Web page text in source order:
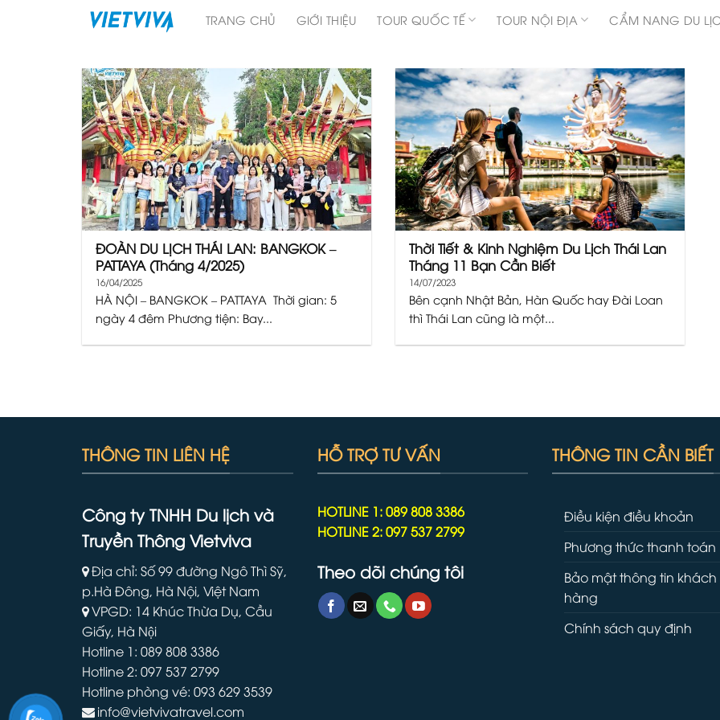
TRANG CHỦ GIỚI THIỆU TOUR QUỐC TẾ TOUR NỘI ĐỊA CẨM NANG DU
ĐOÀN DU LỊCH THÁI LAN: BANGKOK –
PATTAYA (Tháng 4/2025)
16/04/2025
HÀ NỘI – BANGKOK – PATTAYA Thời gian: 5
ngày 4 đêm Phương tiện: Bay...
Thời Tiết & Kinh Nghiệm Du Lịch Thái Lan
Tháng 11 Bạn Cần Biết
14/07/2023
Bên cạnh Nhật Bản, Hàn Quốc hay Đài Loan
thì Thái Lan cũng là một...
THÔNG TIN LIÊN HỆ
Công ty TNHH Du lịch và
Truyền Thông Vietviva
Địa chỉ: Số 99 đường Ngô Thì Sỹ,
p.Hà Đông, Hà Nội, Việt Nam
VPGD: 14 Khúc Thừa Dụ, Cầu
Giấy, Hà Nội
Hotline 1: 089 808 3386
Hotline 2: 097 537 2799
Hotline phòng vé: 093 629 3539
info@vietvivatravel.com
HỖ TRỢ TƯ VẤN
HOTLINE 1: 089 808 3386
HOTLINE 2: 097 537 2799
Theo dõi chúng tôi
THÔNG TIN CẦN BIẾT
Điều kiện điều khoản
Phương thức thanh toán
Bảo mật thông tin khách
hàng
Chính sách quy định